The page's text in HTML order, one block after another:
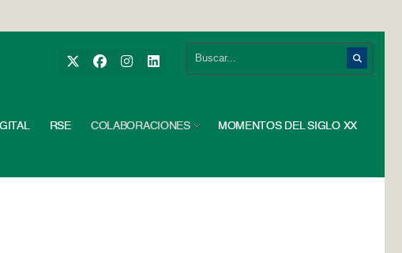
RSE COLABORACIONES MOMENTOS DEL SIGLO XX